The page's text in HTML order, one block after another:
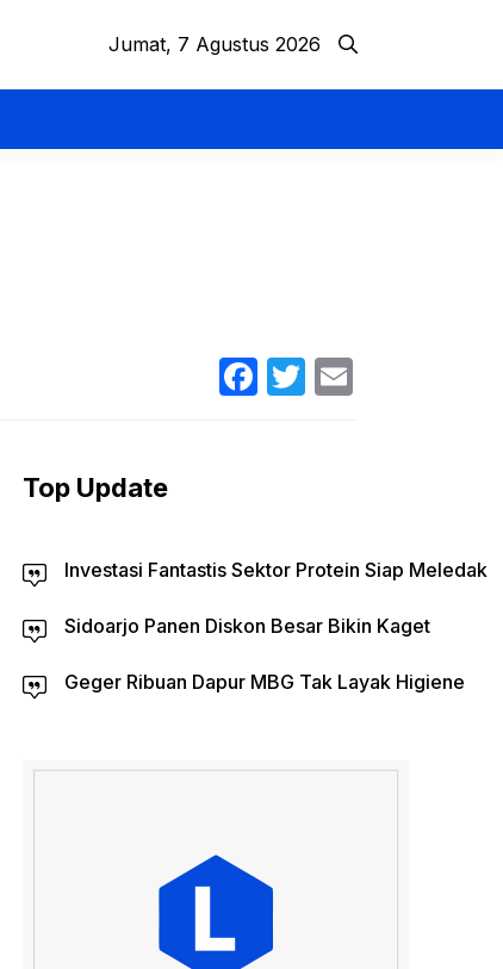
Jumat, 7 Agustus 2026
Facebook
Twitter
Top Update
Investasi Fantastis Sektor Protein Siap Meledak
Sidoarjo Panen Diskon Besar Bikin Kaget
Geger Ribuan Dapur MBG Tak Layak Higiene